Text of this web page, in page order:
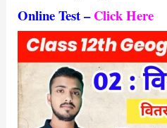
Online Test – Click Here